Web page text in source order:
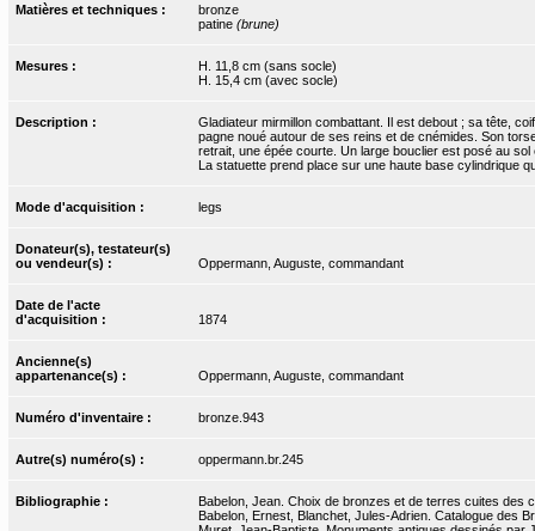
Matières et techniques :
bronze
patine (brune)
Mesures :
H. 11,8 cm (sans socle)
H. 15,4 cm (avec socle)
Description :
Gladiateur mirmillon combattant. Il est debout ; sa tête,
pagne noué autour de ses reins et de cnémides. Son
retrait, une épée courte. Un large bouclier est posé au
La statuette prend place sur une haute base cylindrique
Mode d'acquisition : legs
Donateur(s), testateur(s)
ou vendeur(s) :
Oppermann, Auguste, commandant
Date de l'acte
d'acquisition :
1874
Ancienne(s)
appartenance(s) :
Oppermann, Auguste, commandant
Numéro d'inventaire : bronze.943
Autre(s) numéro(s) : oppermann.br.245
Bibliographie :
Babelon, Jean. Choix de bronzes et de terres cuites des
Babelon, Ernest, Blanchet, Jules-Adrien. Catalogue des